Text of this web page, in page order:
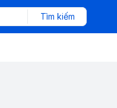
Tìm kiếm